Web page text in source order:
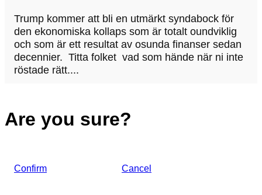
Trump kommer att bli en utmärkt syndabock för
den ekonomiska kollaps som är totalt oundviklig
och som är ett resultat av osunda finanser sedan
decennier. Titta folket vad som hände när ni inte
röstade rätt....
Are you sure?
Confirm Cancel